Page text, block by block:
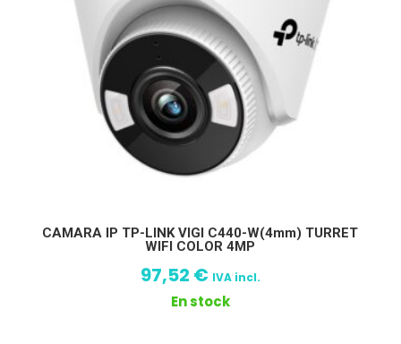
CAMARA IP TP-LINK VIGI C440-W(4mm) TURRET
WIFI COLOR 4MP
97,52 € IVA incl.
En stock